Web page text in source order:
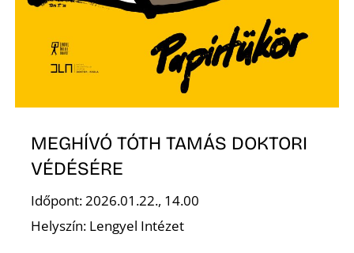
MEGHÍVÓ TÓTH TAMÁS DOKTORI
VÉDÉSÉRE
Időpont: 2026.01.22., 14.00
Helyszín: Lengyel Intézet